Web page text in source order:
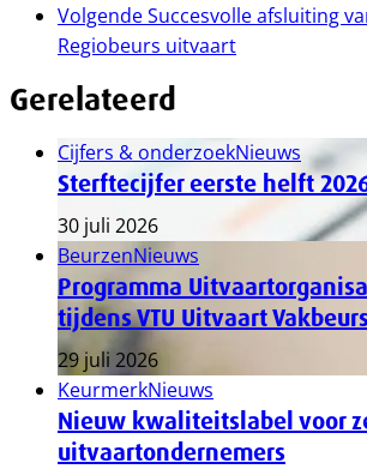
VolgendeSuccesvolle afsluiting
Regiobeurs uitvaart
Gerelateerd
Cijfers & onderzoekNieuws
Sterftecijfer eerste helft
30 juli 2026
BeurzenNieuws
Programma
tijdens VTU Uitvaart
29 juli 2026
KeurmerkNieuws
Nieuw kwaliteitslabel voor
uitvaartondernemers